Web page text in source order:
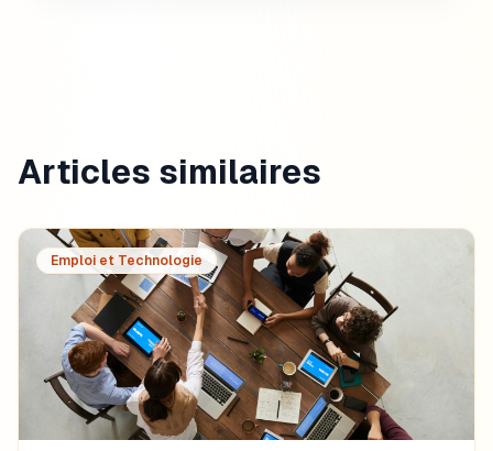
Articles similaires
Emploi et Technologie